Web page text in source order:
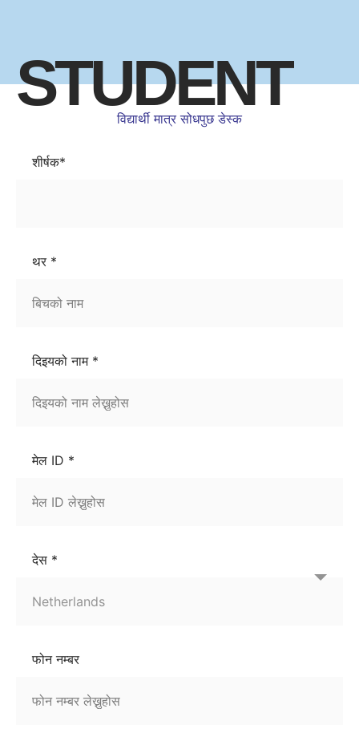
STUDENT
विद्यार्थी मात्र सोधपुछ डेस्क
शीर्षक*
थर *
दिइयको नाम *
मेल ID *
देस *
फोन नम्बर